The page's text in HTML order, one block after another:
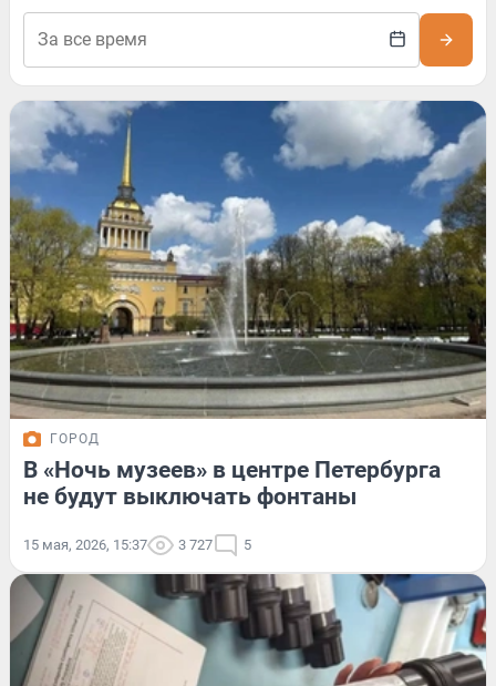
ГОРОД
В «Ночь музеев» в центре Петербурга
не будут выключать фонтаны
15 мая, 2026, 15:37 3 727 5